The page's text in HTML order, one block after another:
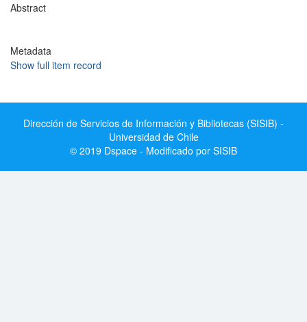
Abstract
Metadata
Show full item record
Dirección de Servicios de Información y Bibliotecas (SISIB) -
Universidad de Chile
© 2019 Dspace - Modificado por SISIB